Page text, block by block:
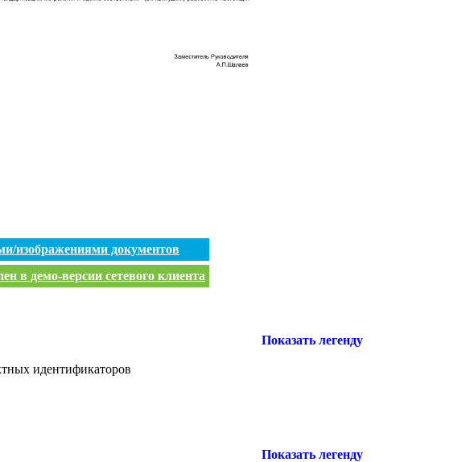
изображениями документов
в демо-версии сетевого клиента
Показать легенду
идентификаторов
Показать легенду